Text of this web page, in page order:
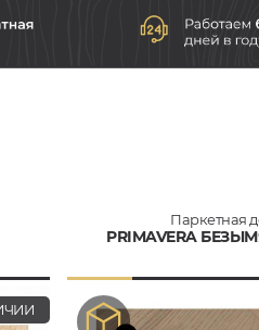
Паркетная
PRIMAVERA